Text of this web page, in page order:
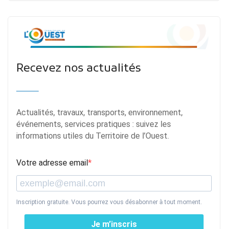
Recevez nos actualités
Actualités, travaux, transports, environnement,
événements, services pratiques : suivez les
informations utiles du Territoire de l’Ouest.
Votre adresse email
Inscription gratuite. Vous pourrez vous désabonner à tout moment.
Je m’inscris